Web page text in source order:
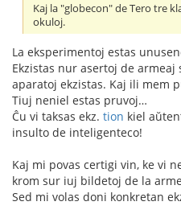
Kaj la "globecon" de Tero tre
okuloj.
La eksperimentoj estas
Ekzistas nur asertoj de armeaj
aparatoj ekzistas. Kaj ili mem
Tiuj neniel estas pruvoj…
Ĉu vi taksas ekz. tion kiel
insulto de inteligenteco!
Kaj mi povas certigi vin, ke vi
krom sur iuj bildetoj de la
Sed mi volas doni konkretan